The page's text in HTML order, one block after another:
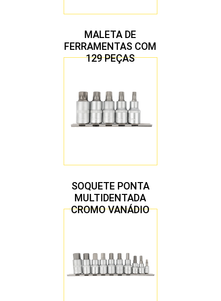
MALETA DE
FERRAMENTAS COM
129 PEÇAS
SOQUETE PONTA
MULTIDENTADA
CROMO VANÁDIO